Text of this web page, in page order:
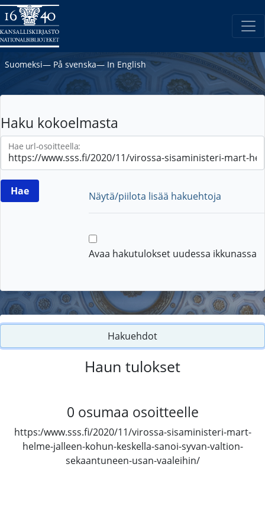
Suomeksi― På svenska― In English
Haku kokoelmasta
Hae url-osoitteella:
Näytä/piilota lisää hakuehtoja
Avaa hakutulokset uudessa ikkunassa
Hakuehdot
Haun tulokset
0 osumaa osoitteelle
https:/www.sss.fi/2020/11/virossa-sisaministeri-mart-
helme-jalleen-kohun-keskella-sanoi-syvan-valtion-
sekaantuneen-usan-vaaleihin/